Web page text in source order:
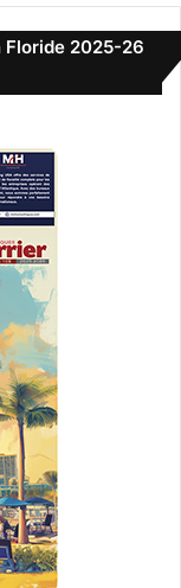
Floride 2025-26